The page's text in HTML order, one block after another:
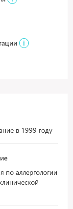
i
в 1999 году
по аллергологии